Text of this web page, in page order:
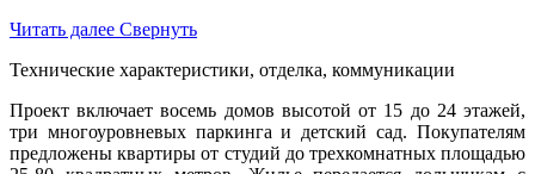
Читать далее Свернуть
Технические характеристики, отделка, коммуникации
Проект включает восемь домов высотой от 15 до 24 этажей,
три многоуровневых паркинга и детский сад. Покупателям
предложены квартиры от студий до трехкомнатных площадью